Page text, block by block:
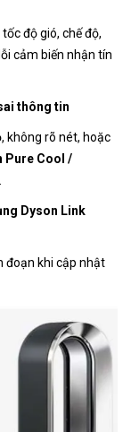
độ gió, chế độ,
cảm biến nhận tín
thông tin
không rõ nét, hoặc
Pure Cool /
Dyson Link
đoạn khi cập nhật